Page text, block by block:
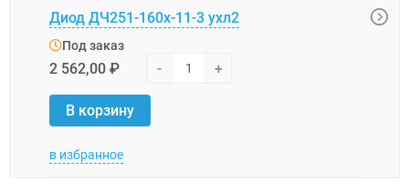
Диод ДЧ251-160х-11-3 ухл2
Под заказ
2 562,00 ₽ - +
В корзину
в избранное